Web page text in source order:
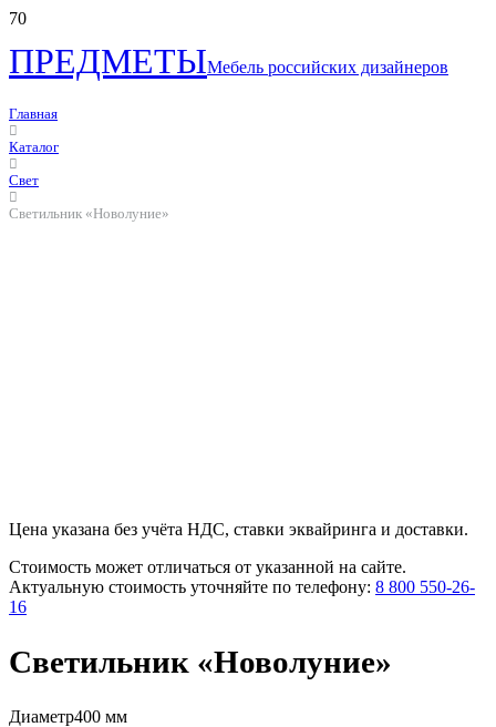
ПРЕДМЕТЫМебель российских дизайнеров
Главная
Каталог
Свет
Светильник «Новолуние»
Цена указана без учёта НДС, ставки эквайринга и доставки.
Стоимость может отличаться от указанной на сайте.
Актуальную стоимость уточняйте по телефону: 8 800 550-26-
16
Светильник «Новолуние»
Диаметр400 мм